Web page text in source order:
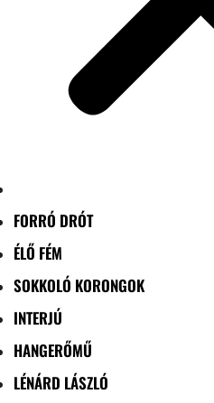
FORRÓ DRÓT
ÉLŐ FÉM
SOKKOLÓ KORONGOK
INTERJÚ
HANGERŐMŰ
LÉNÁRD LÁSZLÓ